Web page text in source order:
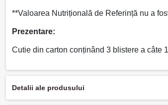
**Valoarea Nutrițională de Referință nu a
Prezentare:
Cutie din carton conținând 3 blistere a câte
Detalii ale produsului